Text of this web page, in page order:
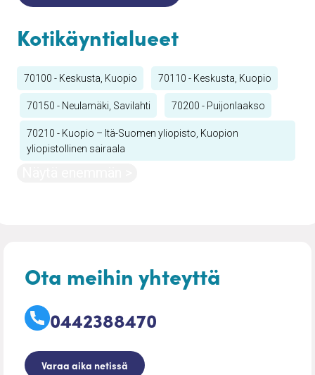
Kotikäyntialueet
70100 - Keskusta, Kuopio 70110 - Keskusta, Kuopio
70150 - Neulamäki, Savilahti 70200 - Puijonlaakso
70210 - Kuopio – Itä-Suomen yliopisto, Kuopion
yliopistollinen sairaala
Ota meihin yhteyttä
0442388470
Varaa aika netissä